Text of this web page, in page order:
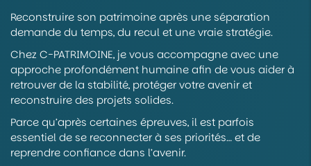
Reconstruire son patrimoine après une séparation
demande du temps, du recul et une vraie stratégie.
Chez C-PATRIMOINE, je vous accompagne avec une
approche profondément humaine afin de vous aider à
retrouver de la stabilité, protéger votre avenir et
reconstruire des projets solides.
Parce qu’après certaines épreuves, il est parfois
essentiel de se reconnecter à ses priorités… et de
reprendre confiance dans l’avenir.